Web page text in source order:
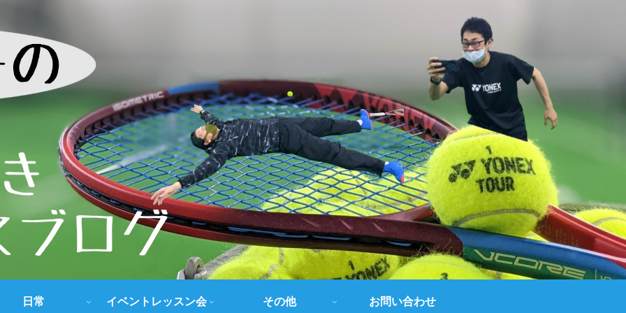
日常 イベントレッスン会 その他 お問い合わせ